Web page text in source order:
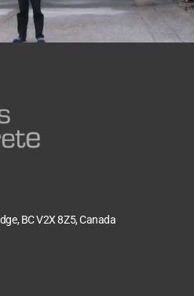
BC V2X 8Z5, Canada